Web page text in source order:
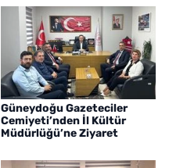
Güneydoğu Gazeteciler
Cemiyeti’nden İl Kültür
Müdürlüğü’ne Ziyaret